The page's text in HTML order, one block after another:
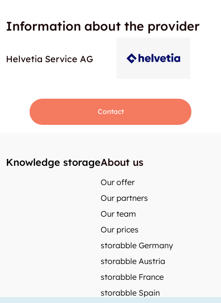
Information about the provider
Helvetia Service AG
Contact
Knowledge storageAbout us
Our offer
Our partners
Our team
Our prices
storabble Germany
storabble Austria
storabble France
storabble Spain